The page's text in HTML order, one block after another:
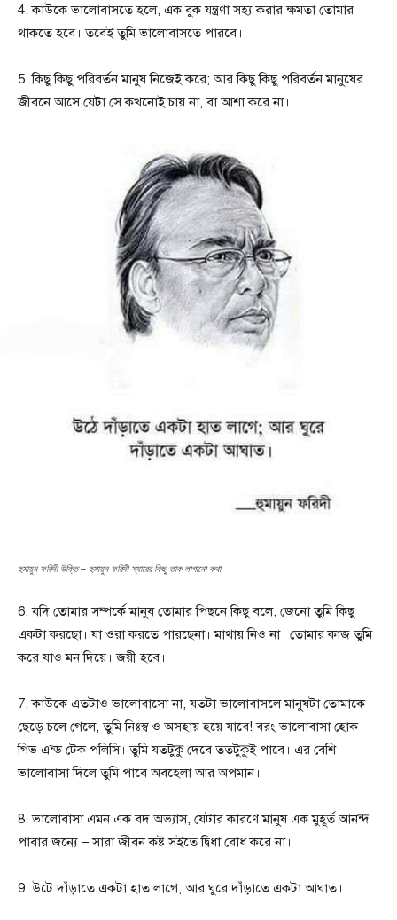
4. কাউকে ভালোবাসতে হলে, এক বুক যন্ত্রণা সহ্য করার ক্ষমতা তোমার
থাকতে হবে। তবেই তুমি ভালোবাসতে পারবে।
5. কিছু কিছু পরিবর্তন মানুষ নিজেই করে; আর কিছু কিছু পরিবর্তন মানুষের
জীবনে আসে যেটা সে কখনােই চায় না, বা আশা করে না।
হুমায়ুন ফরিদী উক্তি – হুমায়ুন ফরিদী স্যারের কিছু তাক লাগানো কথা
6. যদি তোমার সম্পর্কে মানুষ তোমার পিছনে কিছু বলে, জেনো‌ তুমি কিছু
একটা করছো। যা ওরা করতে পারছেনা। মাথায় নিও না। তোমার কাজ তুমি
করে যাও মন দিয়ে। জয়ী হবে।
7. কাউকে এতটাও ভালোবাসো না, যতটা ভালোবাসলে মানুষটা তোমাকে
ছেড়ে চলে গেলে, তুমি নিঃস্ব ও অসহায় হয়ে যাবে! বরং ভালোবাসা হোক
গিভ এন্ড টেক পলিসি। তুমি যতটুকু দেবে ততটুকুই পাবে। এর বেশি
ভালোবাসা দিলে তুমি পাবে অবহেলা আর অপমান।
8. ভালোবাসা এমন এক বদ অভ্যাস, যেটার কারণে মানুষ এক মুহূর্ত আনন্দ
পাবার জন্যে – সারা জীবন কষ্ট সইতে দ্বিধা বোধ করে না।
9. উটে দাঁড়াতে একটা হাত লাগে, আর ঘুরে দাঁড়াতে একটা আঘাত।